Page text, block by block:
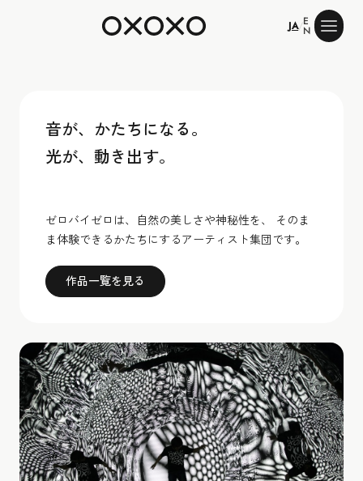
JA/E
N
音が、かたちになる。
光が、動き出す。
ゼロバイゼロは、自然の美しさや神秘性を、 そのま
ま体験できるかたちにするアーティスト集団です。
作品一覧を見る
光や水、風、音といった自然の動きに宿る美しさや神秘を、
シンプルなしくみとテクノロジーで引き出します。